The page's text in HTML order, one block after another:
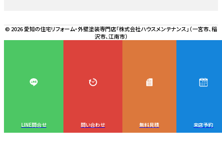
© 2026 愛知の住宅リフォーム・外壁塗装専門店「株式会社ハウスメンテナンス」（一宮市、稲
沢市、江南市）
LINE問合せ 問い合わせ 無料見積 来店予約